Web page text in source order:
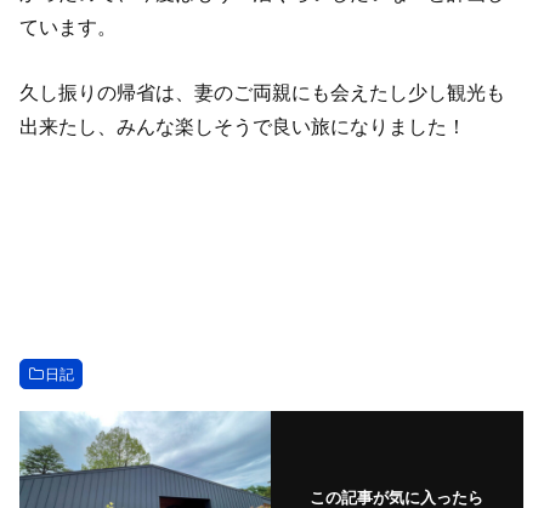
ています。
久し振りの帰省は、妻のご両親にも会えたし少し観光も
出来たし、みんな楽しそうで良い旅になりました！
日記
この記事が気に入ったら